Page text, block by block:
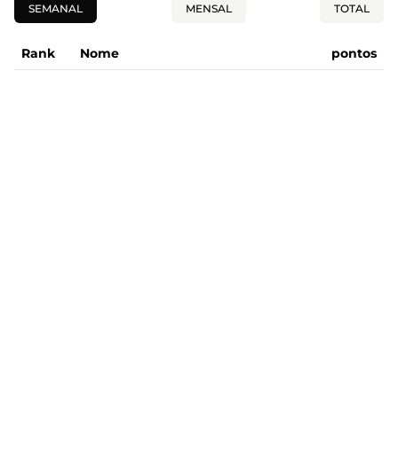
SEMANAL MENSAL TOTAL
Rank Nome pontos